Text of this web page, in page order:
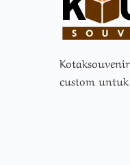
custom